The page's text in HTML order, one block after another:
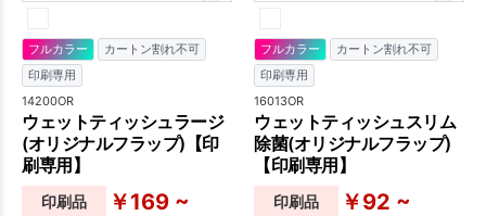
フルカラー
カートン割れ不可
印刷専用
14200OR
ウェットティッシュラージ
(オリジナルフラップ)【印
刷専用】
印刷品 ￥169 ~
フルカラー
カートン割れ不可
印刷専用
16013OR
ウェットティッシュスリム
除菌(オリジナルフラップ)
【印刷専用】
印刷品 ￥92 ~